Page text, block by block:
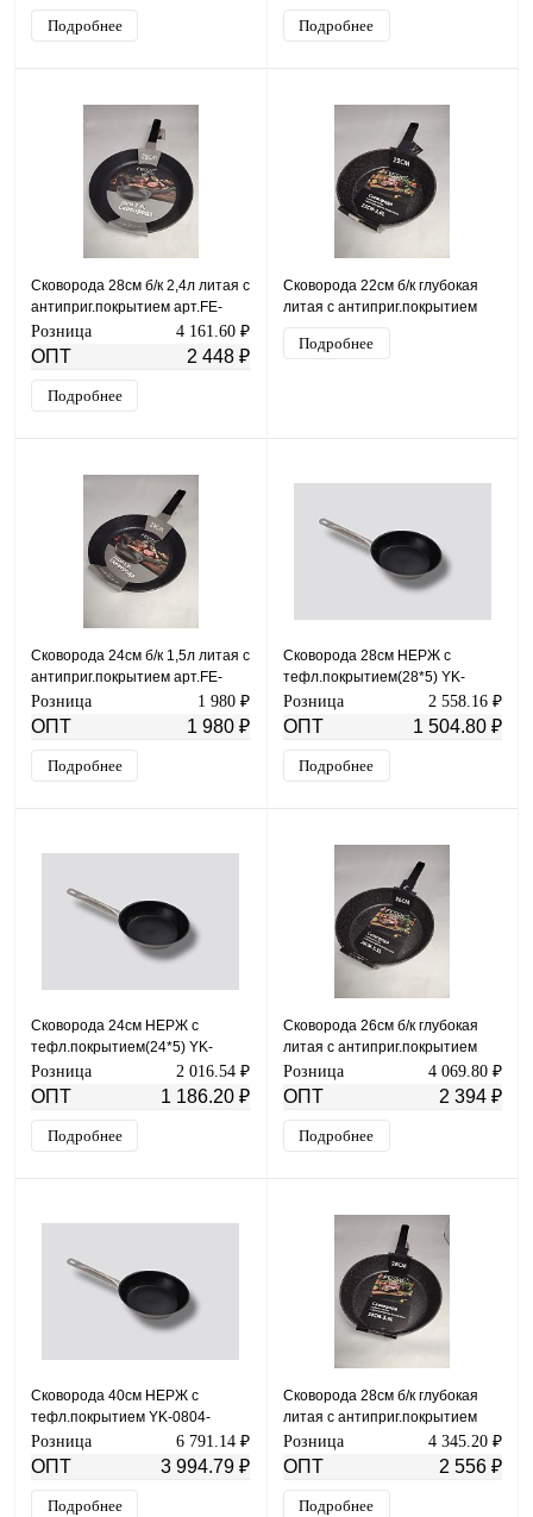
Подробнее Подробнее
Сковорода 28см б/к 2,4л литая с
антиприг.покрытием арт.FE-
3501-28
Розница 4 161.60 ₽
ОПТ 2 448 ₽
Подробнее
Сковорода 22см б/к глубокая
литая с антиприг.покрытием
арт.FE-JP3322
Подробнее
Сковорода 24см б/к 1,5л литая с
антиприг.покрытием арт.FE-
3501-24
Розница 1 980 ₽
ОПТ 1 980 ₽
Подробнее
Сковорода 28см НЕРЖ с
тефл.покрытием(28*5) YK-
0718-137
Розница 2 558.16 ₽
ОПТ 1 504.80 ₽
Подробнее
Сковорода 24см НЕРЖ с
тефл.покрытием(24*5) YK-
0718-137
Розница 2 016.54 ₽
ОПТ 1 186.20 ₽
Подробнее
Сковорода 26см б/к глубокая
литая с антиприг.покрытием
арт.FE-JP3326
Розница 4 069.80 ₽
ОПТ 2 394 ₽
Подробнее
Сковорода 40см НЕРЖ с
тефл.покрытием YK-0804-
50(40*5)
Розница 6 791.14 ₽
ОПТ 3 994.79 ₽
Подробнее
Сковорода 28см б/к глубокая
литая с антиприг.покрытием
арт.FE-JP3328
Розница 4 345.20 ₽
ОПТ 2 556 ₽
Подробнее